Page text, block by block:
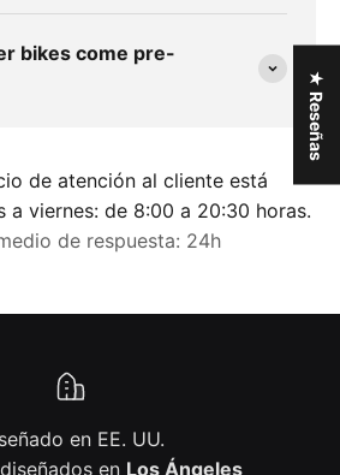
bikes come pre-
de atención al cliente está
a viernes: de 8:00 a 20:30 horas.
de respuesta: 24h
en EE. UU.
en Los Ángeles
★ Reseñas